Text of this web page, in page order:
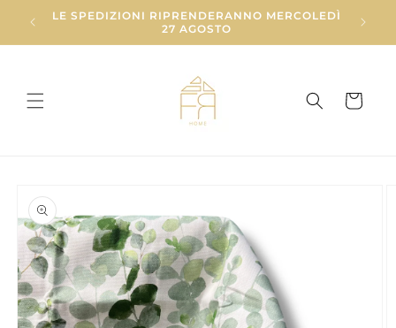
direttamente
LE SPEDIZIONI RIPRENDERANNO MERCOLEDÌ
27 AGOSTO
Carrello
informazioni
sul prodotto